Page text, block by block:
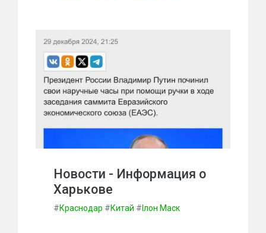
Новости - Информация о
Харькове
#Краснодар #Китай # Ілон Маск